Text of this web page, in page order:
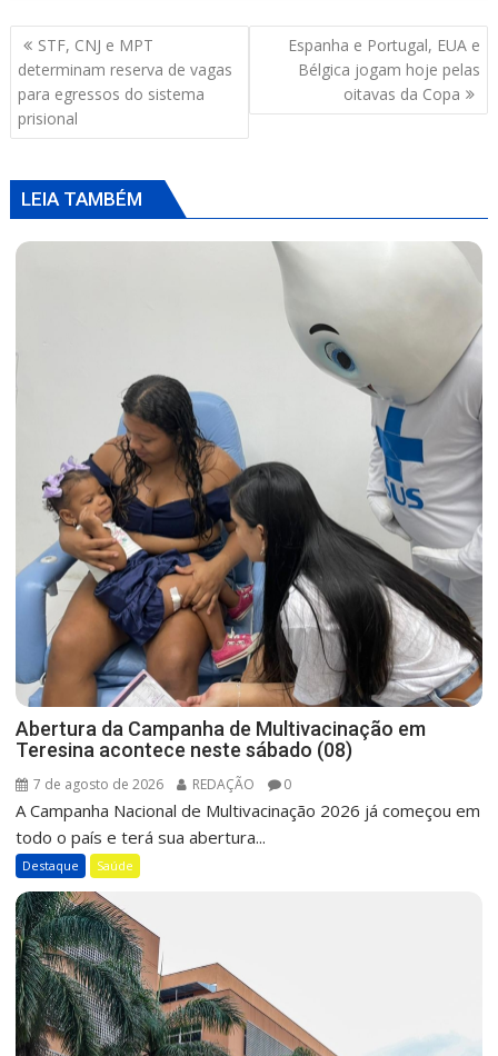
Navegação
de
Post
STF, CNJ e MPT
determinam reserva de vagas
para egressos do sistema
prisional
Espanha e Portugal, EUA e
Bélgica jogam hoje pelas
oitavas da Copa
LEIA TAMBÉM
Abertura da Campanha de Multivacinação em
Teresina acontece neste sábado (08)
7 de agosto de 2026 REDAÇÃO 0
A Campanha Nacional de Multivacinação 2026 já começou em
todo o país e terá sua abertura...
Destaque Saúde